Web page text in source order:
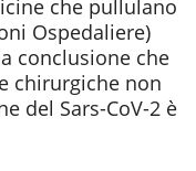
che pullulano
Ospedaliere)
conclusione che
chirurgiche non
del Sars-CoV-2 è